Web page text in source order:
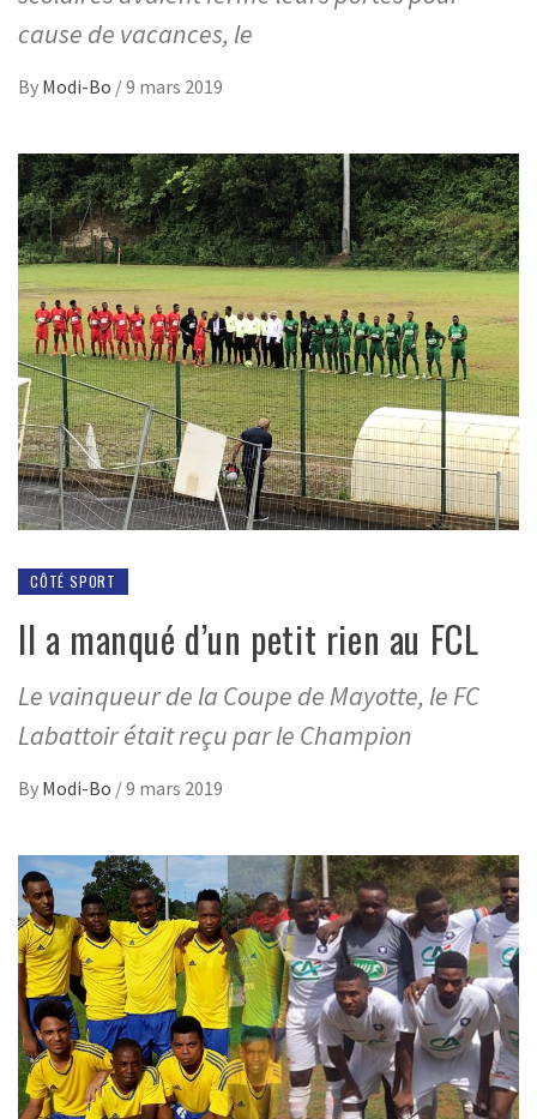
cause de vacances, le
By Modi-Bo /9 mars 2019
CÔTÉ SPORT
Il a manqué d’un petit rien au FCL
Le vainqueur de la Coupe de Mayotte, le FC
Labattoir était reçu par le Champion
By Modi-Bo /9 mars 2019